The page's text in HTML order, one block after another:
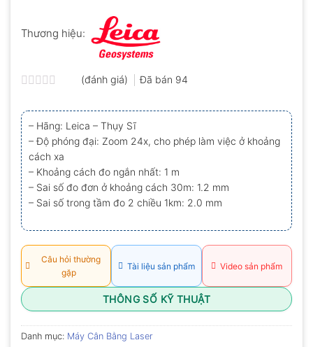
Thương hiệu:
xếp
hạng
0.0
5
sao
(đánh giá) Đã bán 94
– Hãng: Leica – Thụy Sĩ
– Độ phóng đại: Zoom 24x, cho phép làm việc ở khoảng
cách xa
– Khoảng cách đo ngắn nhất: 1 m
– Sai số đo đơn ở khoảng cách 30m: 1.2 mm
– Sai số trong tầm đo 2 chiều 1km: 2.0 mm
Câu hỏi thường
gặp
Tài liệu sản phẩm Video sản phẩm
THÔNG SỐ KỸ THUẬT
Danh mục: Máy Cân Bằng Laser